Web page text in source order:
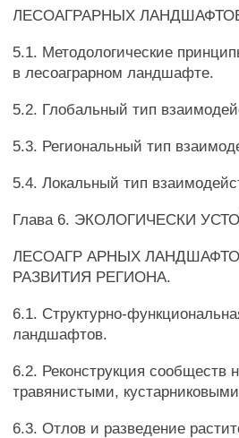
ЛЕСОАГРАРНЫХ
5.1. Методологические
в лесоаграрном ландшафте.
5.2. Глобальный тип
5.3. Региональный тип
5.4. Локальный тип
Глава 6. ЭКОЛОГИЧЕСКИ
ЛЕСОАГР АРНЫХ
РАЗВИТИЯ РЕГИОНА.
6.1. Структурно-
ландшафтов.
6.2. Реконструкция сообществ
травянистыми,
6.3. Отлов и разведение